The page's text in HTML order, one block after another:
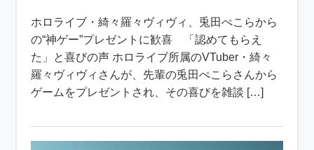
ホロライブ・綺々羅々ヴィヴィ、兎田ぺこらから
の“神ゲー”プレゼントに歓喜 「認めてもらえ
た」と喜びの声 ホロライブ所属のVTuber・綺々
羅々ヴィヴィさんが、先輩の兎田ぺこらさんから
ゲームをプレゼントされ、その喜びを雑談 […]